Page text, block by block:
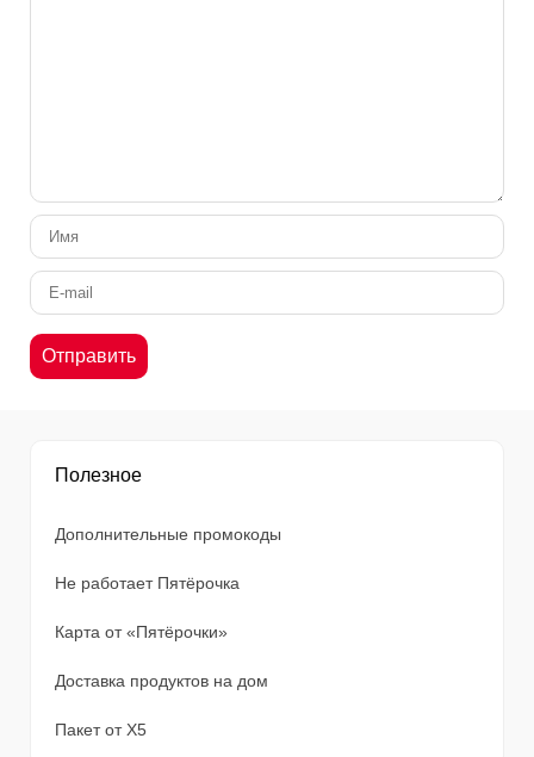
Полезное
Дополнительные промокоды
Не работает Пятёрочка
Карта от «Пятёрочки»
Доставка продуктов на дом
Пакет от X5